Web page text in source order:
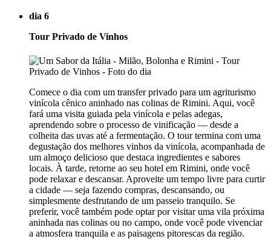
dia 6
Tour Privado de Vinhos
Comece o dia com um transfer privado para um agriturismo
vinícola cênico aninhado nas colinas de Rimini. Aqui, você
fará uma visita guiada pela vinícola e pelas adegas,
aprendendo sobre o processo de vinificação — desde a
colheita das uvas até a fermentação. O tour termina com uma
degustação dos melhores vinhos da vinícola, acompanhada de
um almoço delicioso que destaca ingredientes e sabores
locais. À tarde, retorne ao seu hotel em Rimini, onde você
pode relaxar e descansar. Aproveite um tempo livre para curtir
a cidade — seja fazendo compras, descansando, ou
simplesmente desfrutando de um passeio tranquilo. Se
preferir, você também pode optar por visitar uma vila próxima
aninhada nas colinas ou no campo, onde você pode vivenciar
a atmosfera tranquila e as paisagens pitorescas da região.